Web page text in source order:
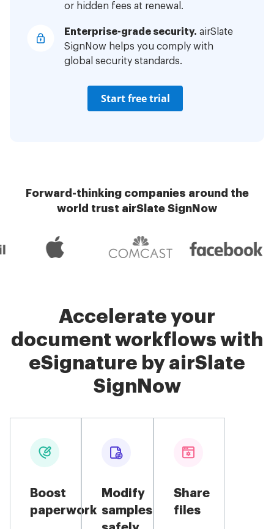
or hidden fees at renewal.
Enterprise-grade security. airSlate
SignNow helps you comply with
global security standards.
Start free trial
Forward-thinking companies around the
world trust airSlate SignNow
Accelerate your
document workflows with
eSignature by airSlate
SignNow
Boost
paperwork
Modify
samples
Share
files